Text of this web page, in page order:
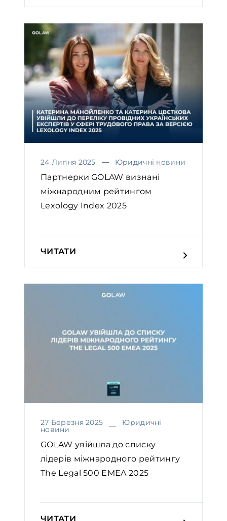
24 Липня 2025 Юридичні новини
Партнерки GOLAW визнані
міжнародним рейтингом
Lexology Index 2025￼
ЧИТАТИ
27 Березня 2025 Юридичні
новини
GOLAW увійшла до списку
лідерів міжнародного рейтингу
The Legal 500 EMEA 2025￼
ЧИТАТИ